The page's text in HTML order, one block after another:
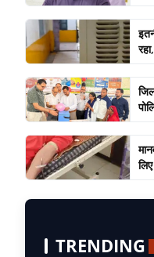
TRENDING